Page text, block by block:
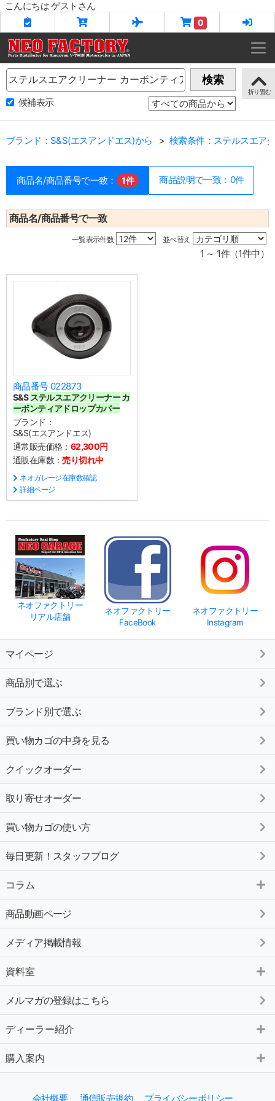
こんにちは ゲストさん
0
Name 検索
候補表示
ブランド：S&S(エスアンドエス)から 検索条件：ステルスエア
商品名/商品番号で一致： 1件 商品説明で一致：0件
商品名/商品番号で一致
一覧表示件数 並べ替え
1 ～ 1件（1件中）
商品番号 022873
S&S ステルスエアクリーナーカ
ーボンティアドロップカバー
ブランド：
S&S(エスアンドエス)
通常販売価格： 62,300円
通販在庫数：売り切れ中
ネオガレージ在庫数確認
詳細ページ
ネオファクトリー
リアル店舗
ネオファクトリー
FaceBook
ネオファクトリー
Instagram
マイページ
商品別で選ぶ
ブランド別で選ぶ
買い物カゴの中身を見る
クイックオーダー
取り寄せオーダー
買い物カゴの使い方
毎日更新！スタッフブログ
コラム
商品動画ページ
メディア掲載情報
資料室
メルマガの登録はこちら
ディーラー紹介
購入案内
会社概要 通信販売規約 プライバシーポリシー